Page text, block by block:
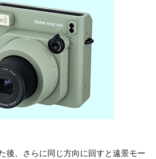
後、さらに同じ方向に回すと遠景モー